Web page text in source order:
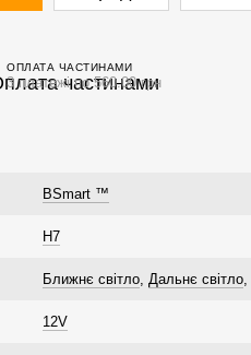
ОПЛАТА ЧАСТИНАМИ
3 платежі по 560.00 грн
BSmart ™
H7
Ближнє світло, Дальнє світло,
12V